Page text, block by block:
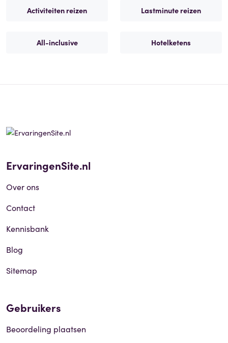
Activiteiten reizen Lastminute reizen
All-inclusive Hotelketens
ErvaringenSite.nl
Over ons
Contact
Kennisbank
Blog
Sitemap
Gebruikers
Beoordeling plaatsen